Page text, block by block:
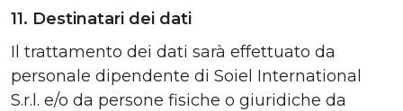
11. Destinatari dei dati
Il trattamento dei dati sarà effettuato da
personale dipendente di Soiel International
S.r.l. e/o da persone fisiche o giuridiche da